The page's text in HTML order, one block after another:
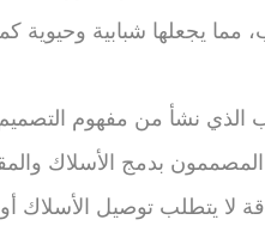
مما يجعلها شبابية
المصممون بدمج الأسلاك
لا يتطلب توصيل